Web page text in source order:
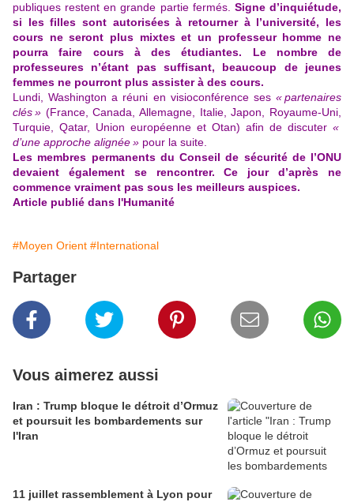
publiques restent en grande partie fermés. Signe d’inquiétude,
si les filles sont autorisées à retourner à l’université, les
cours ne seront plus mixtes et un professeur homme ne
pourra faire cours à des étudiantes. Le nombre de
professeures n’étant pas suffisant, beaucoup de jeunes
femmes ne pourront plus assister à des cours.
Lundi, Washington a réuni en visioconférence ses « partenaires
clés » (France, Canada, Allemagne, Italie, Japon, Royaume-Uni,
Turquie, Qatar, Union européenne et Otan) afin de discuter «
d’une approche alignée » pour la suite.
Les membres permanents du Conseil de sécurité de l’ONU
devaient également se rencontrer. Ce jour d’après ne
commence vraiment pas sous les meilleurs auspices.
Article publié dans l'Humanité
#Moyen Orient #International
Partager
Vous aimerez aussi
Iran : Trump bloque le détroit d’Ormuz
et poursuit les bombardements sur
l'Iran
11 juillet rassemblement à Lyon pour